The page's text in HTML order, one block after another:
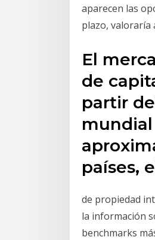
aparecen las
plazo, valoraría
El
de
partir
países,
de propiedad
la información
benchmarks